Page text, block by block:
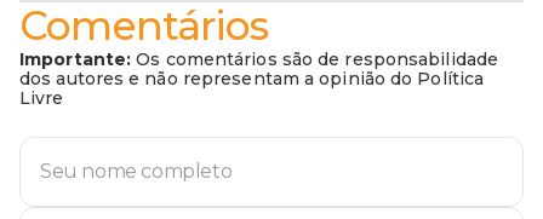
Comentários
Importante: Os comentários são de responsabilidade
dos autores e não representam a opinião do Política
Livre